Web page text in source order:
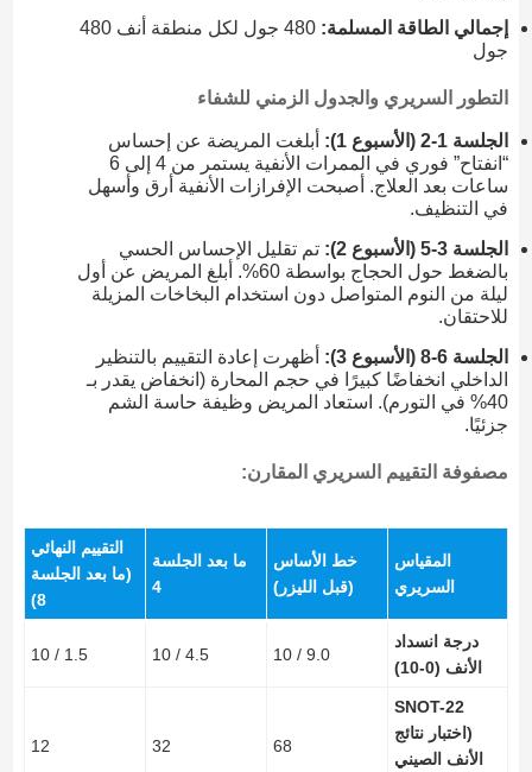
إجمالي الطاقة المسلمة:
480 جول لكل منطقة أنف 480
جول
التطور السريري والجدول الزمني للشفاء
الجلسة 1-2 (الأسبوع 1):
أبلغت المريضة عن إحساس
“انفتاح” فوري في الممرات الأنفية يستمر من 4 إلى 6
ساعات بعد العلاج. أصبحت الإفرازات الأنفية أرق وأسهل
في التنظيف.
الجلسة 3-5 (الأسبوع 2):
تم تقليل الإحساس الحسي
بالضغط حول الحجاج بواسطة 60%. أبلغ المريض عن أول
ليلة من النوم المتواصل دون استخدام البخاخات المزيلة
للاحتقان.
الجلسة 6-8 (الأسبوع 3):
أظهرت إعادة التقييم بالتنظير
الداخلي انخفاضًا كبيرًا في حجم المحارة (انخفاض يقدر بـ
40% في التورم). استعاد المريض وظيفة حاسة الشم
جزئيًا.
مصفوفة التقييم السريري المقارن:
المقياس
السريري
خط الأساس
(قبل الليزر)
ما بعد الجلسة
4
التقييم النهائي
(ما بعد الجلسة
8)
درجة انسداد
الأنف (0-10)
9.0 / 10
4.5 / 10
1.5 / 10
SNOT-22
(اختبار نتائج
الأنف الصيني
68
32
12